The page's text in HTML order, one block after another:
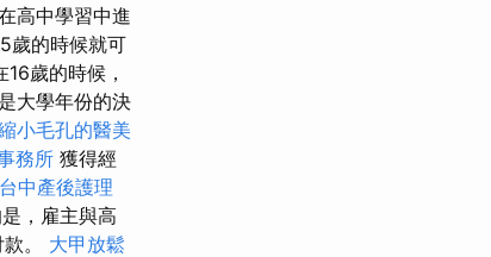
高中學習中進
歲的時候就可
16歲的時候，
大學年份的決
小毛孔的醫美
務所 獲得經
台中產後護理
，雇主與高
。 大甲放鬆